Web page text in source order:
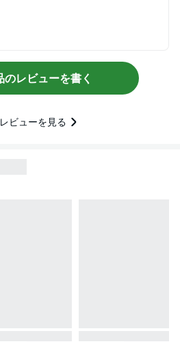
のレビューを書く
ビューを見る